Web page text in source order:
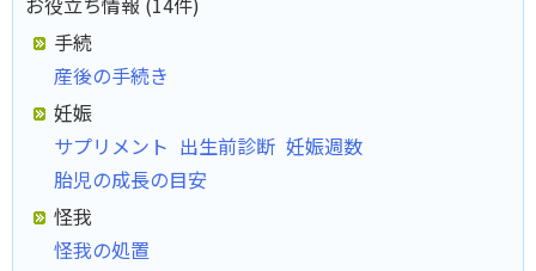
手続
産後の手続き
妊娠
サプリメント 出生前診断 妊娠週数
胎児の成長の目安
怪我
怪我の処置